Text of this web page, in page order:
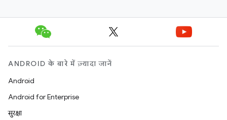
ANDROID के बारे में ज़्यादा जानें
Android
Android for Enterprise
सुरक्षा